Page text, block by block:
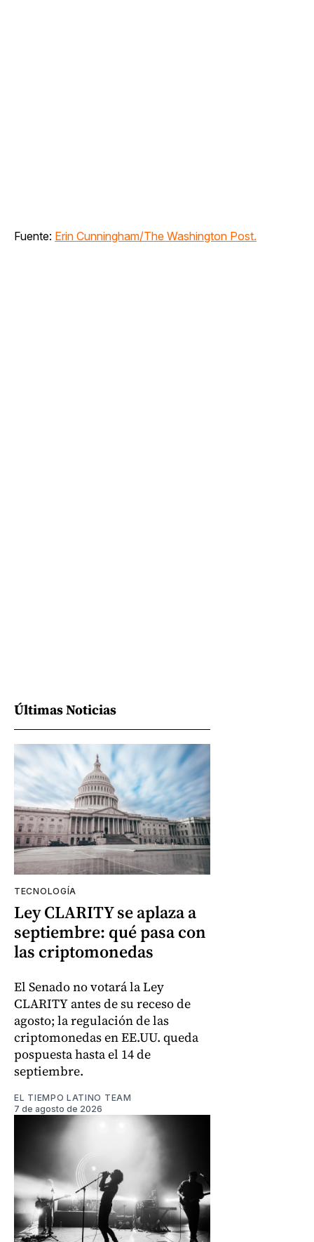
Fuente: Erin Cunningham/The Washington Post.
Últimas Noticias
TECNOLOGÍA
Ley CLARITY se aplaza a
septiembre: qué pasa con
las criptomonedas
El Senado no votará la Ley
CLARITY antes de su receso de
agosto; la regulación de las
criptomonedas en EE.UU. queda
pospuesta hasta el 14 de
septiembre.
EL TIEMPO LATINO TEAM
7 de agosto de 2026